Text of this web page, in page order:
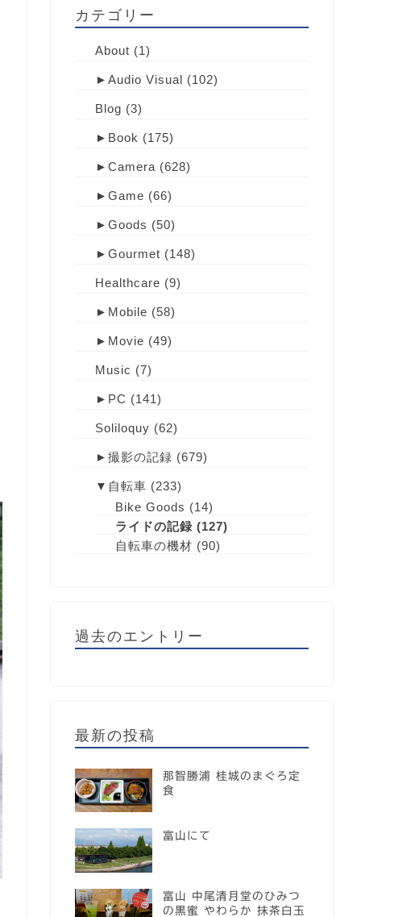
カテゴリー
About (1)
► Audio Visual (102)
Blog (3)
► Book (175)
► Camera (628)
► Game (66)
► Goods (50)
► Gourmet (148)
Healthcare (9)
► Mobile (58)
► Movie (49)
Music (7)
► PC (141)
Soliloquy (62)
► 撮影の記録 (679)
▼ 自転車 (233)
Bike Goods (14)
ライドの記録(127)
自転車の機材 (90)
過去のエントリー
最新の投稿
那智勝浦 桂城のまぐろ定
食
富山にて
富山 中尾清月堂のひみつ
の黒蜜 やわらか 抹茶白玉